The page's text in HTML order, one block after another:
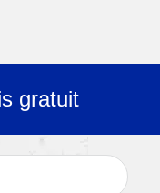
gratuit